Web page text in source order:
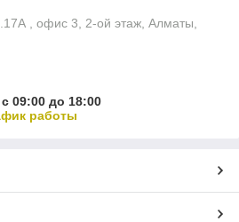
, офис 3, 2-ой этаж, Алматы,
09:00 до 18:00
работы